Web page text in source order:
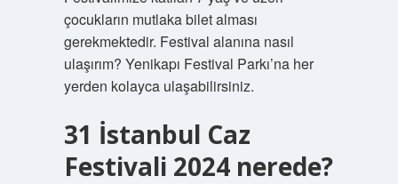
çocukların mutlaka bilet alması
gerekmektedir. Festival alanına nasıl
ulaşırım? Yenikapı Festival Parkı’na her
yerden kolayca ulaşabilirsiniz.
31 İstanbul Caz
Festivali 2024 nerede?